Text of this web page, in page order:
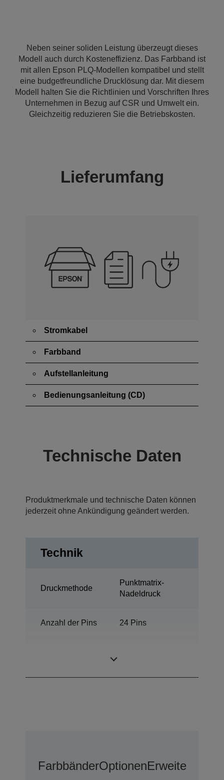
Neben seiner soliden Leistung überzeugt dieses
Modell auch durch Kosteneffizienz. Das Farbband ist
mit allen Epson PLQ-Modellen kompatibel und stellt
eine budgetfreundliche Drucklösung dar. Mit diesem
Modell halten Sie die Richtlinien und Vorschriften Ihres
Unternehmen in Bezug auf CSR und Umwelt ein.
Gleichzeitig reduzieren Sie die Betriebskosten.
Lieferumfang
Stromkabel
Farbband
Aufstellanleitung
Bedienungsanleitung (CD)
Technische Daten
Produktmerkmale und technische Daten können
jederzeit ohne Ankündigung geändert werden.
Technik
Druckmethode
Punktmatrix-
Nadeldruck
Anzahl der Pins 24 Pins
FarbbänderOptionenErweiterter